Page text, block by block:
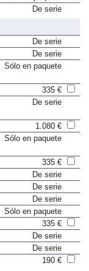
Sólo en paquete
De serie
De serie
335 €
1.080 €
335 €
De serie
De serie
De serie
Sólo en paquete
335 €
De serie
De serie